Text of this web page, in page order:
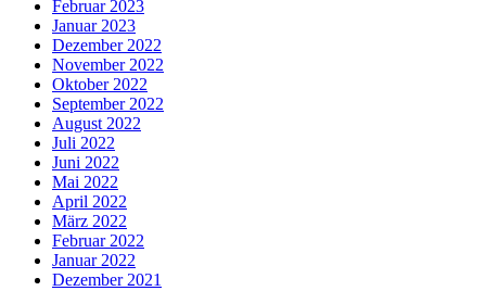
Februar 2023
Januar 2023
Dezember 2022
November 2022
Oktober 2022
September 2022
August 2022
Juli 2022
Juni 2022
Mai 2022
April 2022
März 2022
Februar 2022
Januar 2022
Dezember 2021